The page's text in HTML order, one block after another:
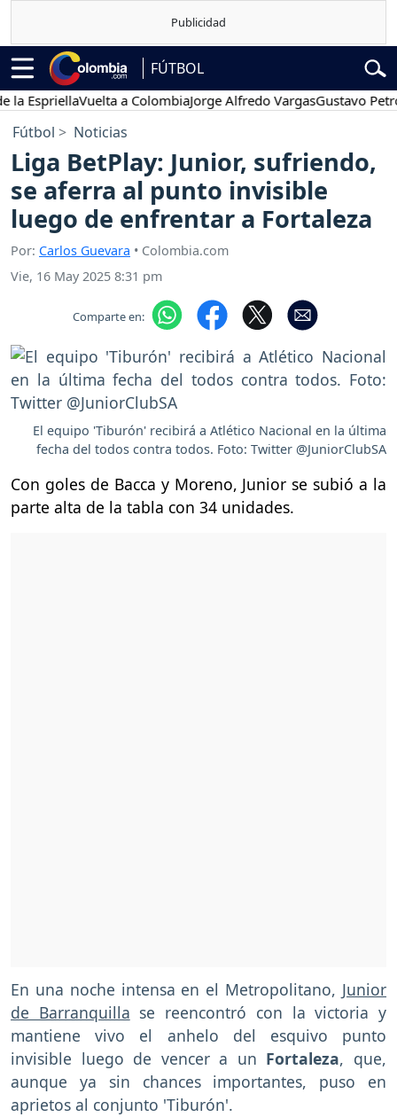
FÚTBOL
Vuelta a ColombiaJorge Alfredo VargasGustavo Petro
Fútbol Noticias
Liga BetPlay: Junior, sufriendo,
se aferra al punto invisible
luego de enfrentar a Fortaleza
Por: Carlos Guevara • Colombia.com
Vie, 16 May 2025 8:31 pm
Comparte en:
El equipo 'Tiburón' recibirá a Atlético Nacional en la última
fecha del todos contra todos. Foto: Twitter @JuniorClubSA
Con goles de Bacca y Moreno, Junior se subió a la
parte alta de la tabla con 34 unidades.
En una noche intensa en el Metropolitano, Junior
de Barranquilla se reencontró con la victoria y
mantiene vivo el anhelo del esquivo punto
invisible luego de vencer a un Fortaleza, que,
aunque ya sin chances importantes, puso en
aprietos al conjunto 'Tiburón'.